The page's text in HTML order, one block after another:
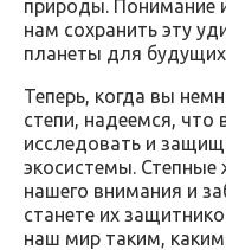
природы. Понимание
нам сохранить эту
планеты для
Теперь, когда вы
степи, надеемся,
исследовать и
экосистемы.
нашего внимания и
станете их
наш мир таким, каким